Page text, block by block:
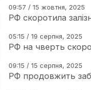
09:57 / 15 жовтня, 2025
РФ скоротила
05:15 / 19 серпня, 2025
РФ на чверть
09:15 / 15 серпня, 2025
РФ продовжить